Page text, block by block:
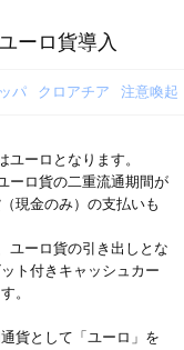
ーロ貨導入
パ クロアチア 注意喚起
ーロとなります。
ーロ貨の二重流通期間が
現金のみ）の支払いも
ユーロ貨の引き出しとな
ト付きキャッシュカー
。
貨として「ユーロ」を